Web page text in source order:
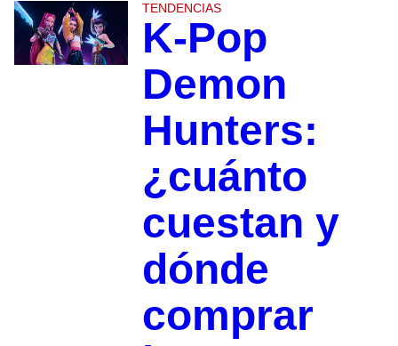
TENDENCIAS
K-Pop
Demon
Hunters:
¿cuánto
cuestan y
dónde
comprar